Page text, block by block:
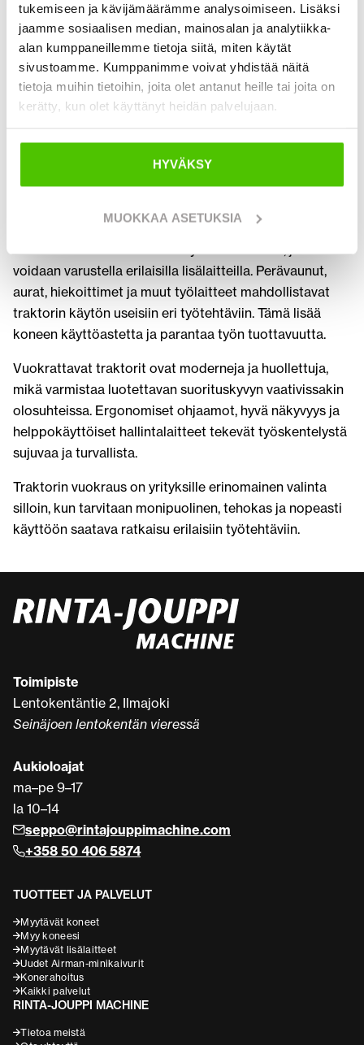
tukemiseen ja kävijämäärämme analysoimiseen. Lisäksi
jaamme sosiaalisen median, mainosalan ja analytiikka-
alan kumppaneillemme tietoja siitä, miten käytät
sivustoamme. Kumppanimme voivat yhdistää näitä
tietoja muihin tietoihin, joita olet antanut heille tai joita on
kerätty, kun olet käyttänyt heidän palvelujaan.
HYVÄKSY
MUOKKAA ASETUKSIA
erilaisiin työmaatehtäviin. Monipuolisuus tekee
traktorista erinomaisen työkalun ympärivuotiseen
käyttöön.
Yrityksille suunnattu vuokraus tuo joustavuutta kaluston
hallintaan. Traktori voidaan vuokrata lyhytaikaisiin
kohdentamisen ja vähentää seisonta-aikoja. Tämä on
kausiluonteisessa työssä.
voidaan varustella erilaisilla lisälaitteilla. Perävaunut,
aurat, hiekoittimet ja muut työlaitteet mahdollistavat
traktorin käytön useisiin eri työtehtäviin. Tämä lisää
koneen käyttöastetta ja parantaa työn tuottavuutta.
Vuokrattavat traktorit ovat moderneja ja huollettuja,
mikä varmistaa luotettavan suorituskyvyn vaativissakin
olosuhteissa. Ergonomiset ohjaamot, hyvä näkyvyys ja
helppokäyttöiset hallintalaitteet tekevät työskentelystä
sujuvaa ja turvallista.
Traktorin vuokraus on yrityksille erinomainen valinta
silloin, kun tarvitaan monipuolinen, tehokas ja nopeasti
käyttöön saatava ratkaisu erilaisiin työtehtäviin.
Toimipiste
Lentokentäntie 2, Ilmajoki
Seinäjoen lentokentän vieressä
Aukioloajat
ma–pe 9–17
la 10–14
seppo@rintajouppimachine.com
+358 50 406 5874
TUOTTEET JA PALVELUT
Myytävät koneet
Myy koneesi
Myytävät lisälaitteet
Uudet Airman-minikaivurit
Konerahoitus
Kaikki palvelut
RINTA-JOUPPI MACHINE
Tietoa meistä